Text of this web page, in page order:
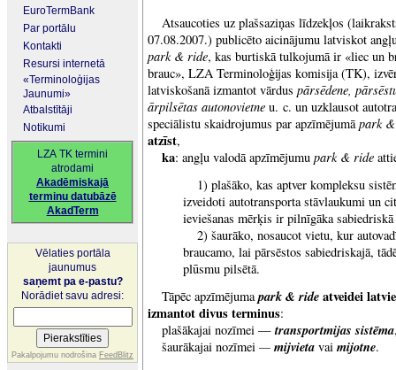
EuroTermBank
Par portālu
Kontakti
Resursi internetā
«Terminoloģijas
Jaunumi»
Atbalstītāji
Notikumi
LZA TK termini
atrodami
Akadēmiskajā
terminu datubāzē
AkadTerm
Vēlaties portāla
jaunumus
saņemt pa e-pastu?
Norādiet savu adresi:
Pakalpojumu nodrošina FeedBlitz
Atsaucoties uz plašsaziņas līdzekļos
07.08.2007.) publicēto aicinājumu latviskot
park & ride, kas burtiskā tulkojumā ir «liec un
brauc», LZA Terminoloģijas komisija (TK),
latviskošanā izmantot vārdus pārsēdene,
ārpilsētas autonovietne u. c. un uzklausot
speciālistu skaidrojumus par apzīmējumāpark
atzīst,
ka: angļu valodā apzīmējumu park & ride
1) plašāko, kas aptver kompleksu
izveidoti autotransporta stāvlaukumi un
ieviešanas mērķis ir pilnīgāka
2) šaurāko, nosaucot vietu, kur
braucamo, lai pārsēstos sabiedriskajā,
plūsmu pilsētā.
Tāpēc apzīmējumapark & rideatveidei
izmantot divus terminus:
plašākajai nozīmei — transportmijas sistēma
šaurākajai nozīmei — mijvieta vai mijotne.